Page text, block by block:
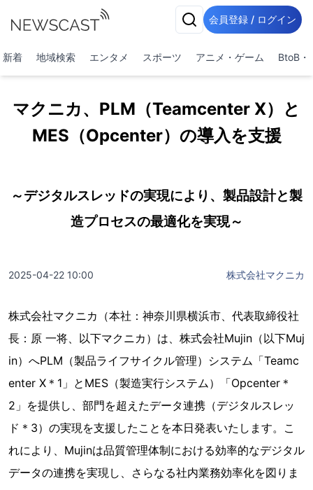
会員登録 / ログイン
新着 地域検索 エンタメ スポーツ アニメ・ゲーム BtoB・
マクニカ、PLM（Teamcenter X）と
MES（Opcenter）の導入を支援
～デジタルスレッドの実現により、製品設計と製
造プロセスの最適化を実現～
2025-04-22 10:00 株式会社マクニカ
株式会社マクニカ（本社：神奈川県横浜市、代表取締役社
長：原 一将、以下マクニカ）は、株式会社Mujin（以下Muj
in）へPLM（製品ライフサイクル管理）システム「Teamc
enter X＊1」とMES（製造実行システム）「Opcenter＊
2」を提供し、部門を超えたデータ連携（デジタルスレッ
ド＊3）の実現を支援したことを本日発表いたします。こ
れにより、Mujinは品質管理体制における効率的なデジタル
データの連携を実現し、さらなる社内業務効率化を図りま